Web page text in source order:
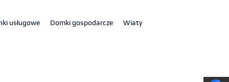
usługowe Domki gospodarcze Wiaty